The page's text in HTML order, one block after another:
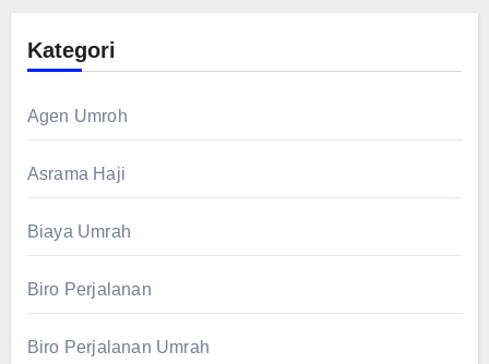
Kategori
Agen Umroh
Asrama Haji
Biaya Umrah
Biro Perjalanan
Biro Perjalanan Umrah